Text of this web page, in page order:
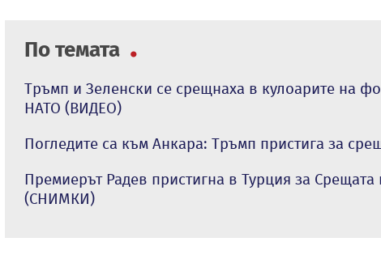
По темата
Тръмп и Зеленски се срещнаха в кулоарите на
НАТО (ВИДЕО)
Погледите са към Анкара: Тръмп пристига за
Премиерът Радев пристигна в Турция за
(СНИМКИ)